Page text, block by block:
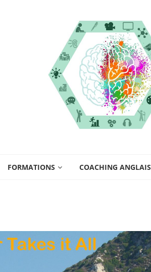
FORMATIONS COACHING ANGLAIS